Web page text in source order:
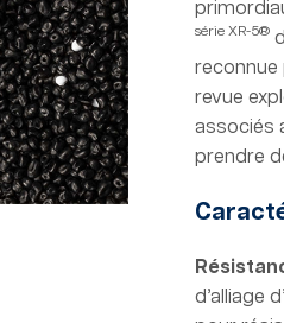
série XR-5®
reconnue
revue
associés
prendre
d’alliage